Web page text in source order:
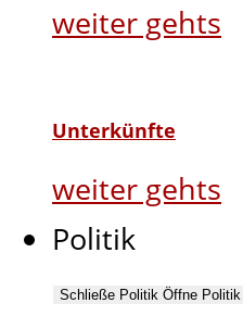
weiter gehts
Unterkünfte
weiter gehts
Politik
Schließe Politik Öffne Politik